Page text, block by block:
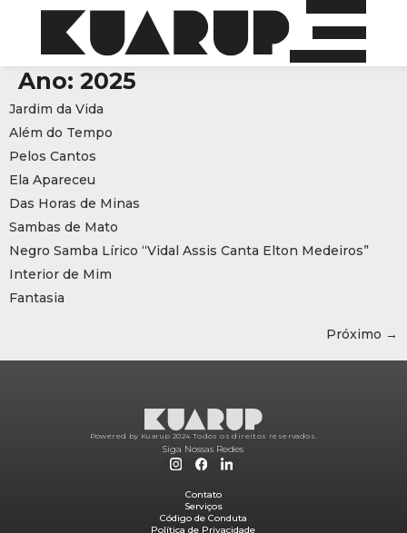
Ano: 2025
Jardim da Vida
Além do Tempo
Pelos Cantos
Ela Apareceu
Das Horas de Minas
Sambas de Mato
Negro Samba Lírico “Vidal Assis Canta Elton Medeiros”
Interior de Mim
Fantasia
Próximo →
Powered by Kuarup 2024. Todos os direitos reservados.
Siga Nossas Redes
Contato
Serviços
Código de Conduta
Política de Privacidade